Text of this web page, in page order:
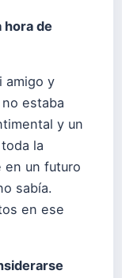
hora de
amigo y
estaba
y un
la
en un futuro
sabía.
en ese